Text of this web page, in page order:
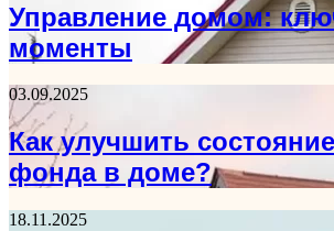
Управление домом:
моменты
03.09.2025
Как улучшить
фонда в доме?
18.11.2025